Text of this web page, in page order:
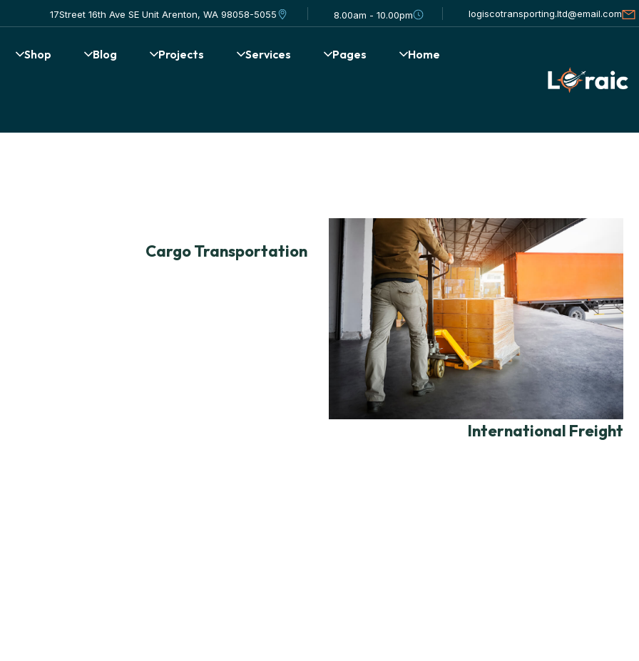
logiscotransporting.ltd@email.com
8.00am - 10.00pm
17Street 16th Ave SE Unit Arenton, WA 98058-5055
Home
Pages
Services
Projects
Blog
Shop
International Freight
Cargo Transportation